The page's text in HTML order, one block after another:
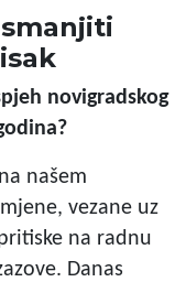
novigradskog
našem
vezane uz
na radnu
Danas